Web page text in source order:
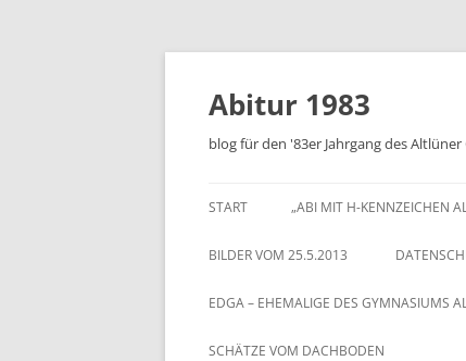
Zum
springen
Abitur 1983
blog für den '83er Jahrgang des
START „ABI MIT H-KENNZEICHEN
BILDER VOM 25.5.2013
EDGA – EHEMALIGE DES GYMNASIUMS
SCHÄTZE VOM DACHBODEN